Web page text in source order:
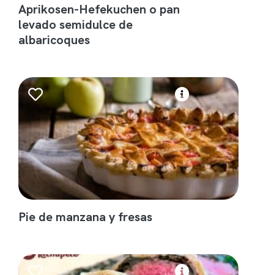
Aprikosen-Hefekuchen o pan
levado semidulce de
albaricoques
Pie de manzana y fresas